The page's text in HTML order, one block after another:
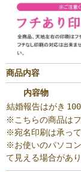
商品内容
内容物
結婚報告はがき
※こちらの商品は
※宛名印刷は承って
※お使いのパソコ
て見える場合があり